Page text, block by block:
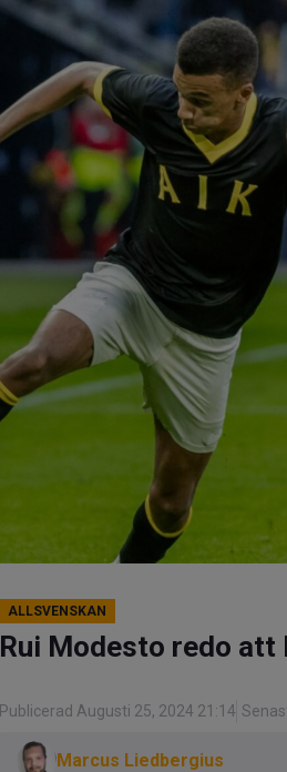
ALLSVENSKAN
Rui Modesto redo att
Publicerad Augusti 25, 2024 21:14
Marcus Liedbergius